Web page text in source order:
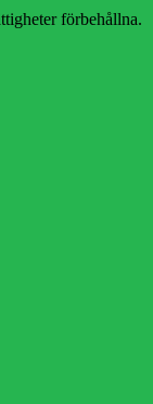
förbehållna.